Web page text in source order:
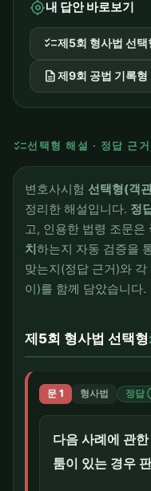
my_location내 답안 바로보기
checklist제5회 형사법 선택
description제9회 공법 기록형
checklist선택형 해설 · 정답 근거
변호사시험 선택형(객
정리한 해설입니다. 정
고, 인용한 법령 조문은
치하는지 자동 검증을
맞는지(정답 근거)와
이)를 함께 담았습니다.
제5회 형사법 선택형
문 1 형사법 정
다음 사례에 관
툼이 있는 경우